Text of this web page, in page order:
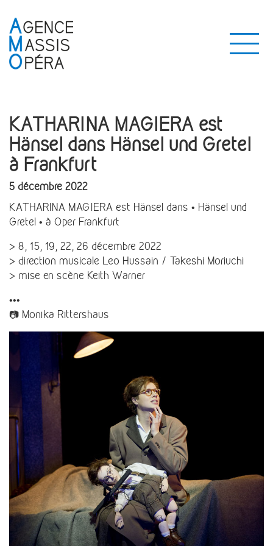
KATHARINA MAGIERA est
Hänsel dans Hänsel und Gretel
à Frankfurt
5 décembre 2022
KATHARINA MAGIERA est Hänsel dans • Hänsel und
Gretel • à Oper Frankfurt
> 8, 15, 19, 22, 26 décembre 2022
> direction musicale Leo Hussain / Takeshi Moriuchi
> mise en scène Keith Warner
•••
📷 Monika Rittershaus